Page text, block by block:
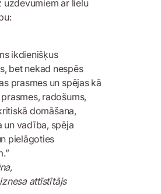
uzdevumiem ar lielu
ikdienišķus
bet nekad nespēs
prasmes un spējas kā
radošums,
domāšana,
un vadība, spēja
pielāgoties
attīstītājs